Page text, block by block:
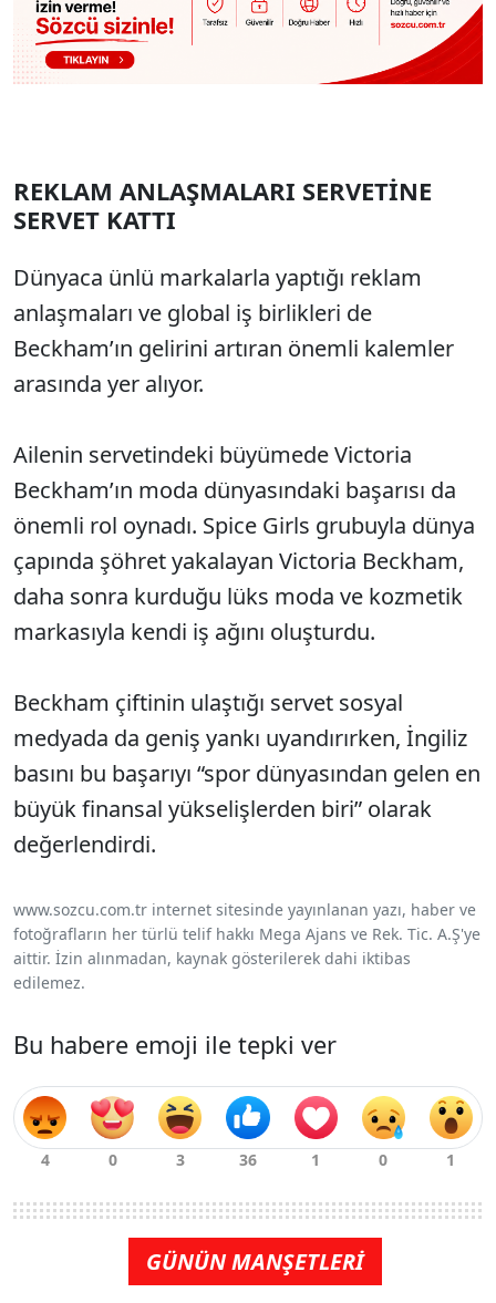
REKLAM ANLAŞMALARI SERVETİNE
SERVET KATTI
Dünyaca ünlü markalarla yaptığı reklam
anlaşmaları ve global iş birlikleri de
Beckham’ın gelirini artıran önemli kalemler
arasında yer alıyor.
Ailenin servetindeki büyümede Victoria
Beckham’ın moda dünyasındaki başarısı da
önemli rol oynadı. Spice Girls grubuyla dünya
çapında şöhret yakalayan Victoria Beckham,
daha sonra kurduğu lüks moda ve kozmetik
markasıyla kendi iş ağını oluşturdu.
Beckham çiftinin ulaştığı servet sosyal
medyada da geniş yankı uyandırırken, İngiliz
basını bu başarıyı “spor dünyasından gelen en
büyük finansal yükselişlerden biri” olarak
değerlendirdi.
www.sozcu.com.tr internet sitesinde yayınlanan yazı, haber ve
fotoğrafların her türlü telif hakkı Mega Ajans ve Rek. Tic. A.Ş'ye
aittir. İzin alınmadan, kaynak gösterilerek dahi iktibas
edilemez.
Bu habere emoji ile tepki ver
GÜNÜN MANŞETLERİ